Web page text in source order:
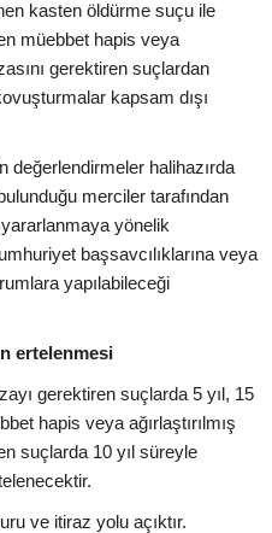
kasten öldürme suçu ile
müebbet hapis veya
gerektiren suçlardan
kapsam dışı
değerlendirmeler halihazırda
merciler tarafından
yönelik
başsavcılıklarına veya
yapılabileceği
ertelenmesi
gerektiren suçlarda 5 yıl, 15
hapis veya ağırlaştırılmış
suçlarda 10 yıl süreyle
ve itiraz yolu açıktır.